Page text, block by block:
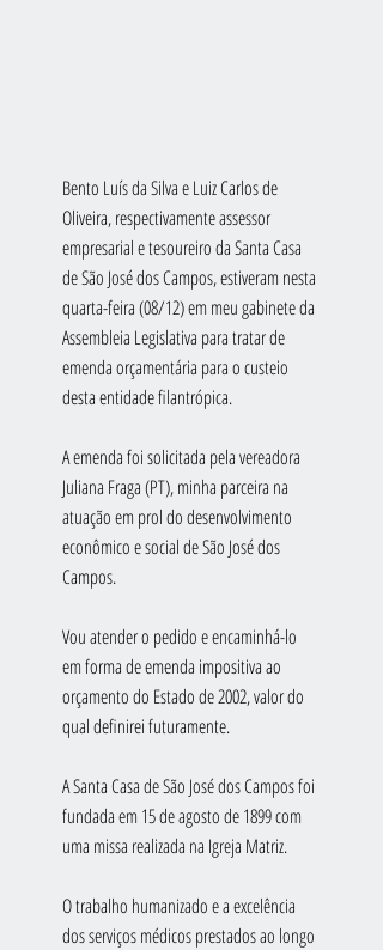
Bento Luís da Silva e Luiz Carlos de
Oliveira, respectivamente assessor
empresarial e tesoureiro da Santa Casa
de São José dos Campos, estiveram nesta
quarta-feira (08/12) em meu gabinete da
Assembleia Legislativa para tratar de
emenda orçamentária para o custeio
desta entidade filantrópica.
A emenda foi solicitada pela vereadora
Juliana Fraga (PT), minha parceira na
atuação em prol do desenvolvimento
econômico e social de São José dos
Campos.
Vou atender o pedido e encaminhá-lo
em forma de emenda impositiva ao
orçamento do Estado de 2002, valor do
qual definirei futuramente.
A Santa Casa de São José dos Campos foi
fundada em 15 de agosto de 1899 com
uma missa realizada na Igreja Matriz.
O trabalho humanizado e a excelência
dos serviços médicos prestados ao longo